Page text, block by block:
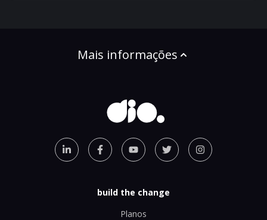
Mais informações
build the change
Planos